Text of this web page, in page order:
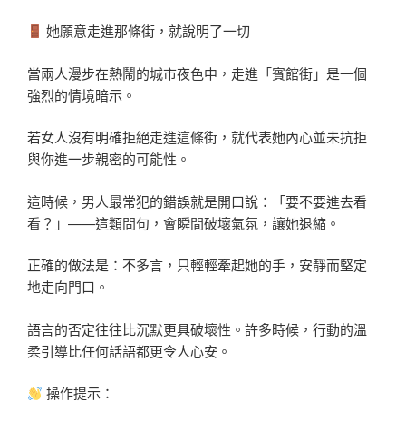
她願意走進那條街，就說明了一切
當兩人漫步在熱鬧的城市夜色中，走進「賓館街」是一個
強烈的情境暗示。
若女人沒有明確拒絕走進這條街，就代表她內心並未抗拒
與你進一步親密的可能性。
這時候，男人最常犯的錯誤就是開口說：「要不要進去看
看？」——這類問句，會瞬間破壞氣氛，讓她退縮。
正確的做法是：不多言，只輕輕牽起她的手，安靜而堅定
地走向門口。
語言的否定往往比沉默更具破壞性。許多時候，行動的溫
柔引導比任何話語都更令人心安。
操作提示：